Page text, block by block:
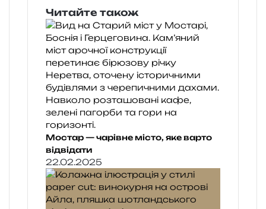
Читайте також
Мостар — чарівне місто, яке варто
відвідати
22.02.2025